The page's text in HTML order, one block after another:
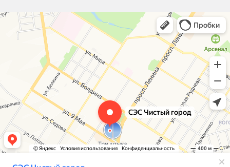
СЭС Чистый город
Дезинфекция, дезинсекция, дератизация в Туле